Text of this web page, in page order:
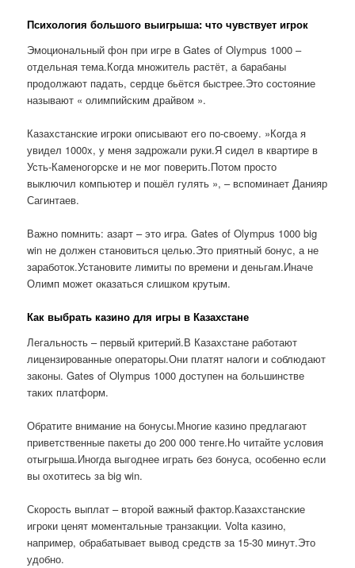
Психология большого выигрыша: что чувствует игрок
Эмоциональный фон при игре в Gates of Olympus 1000 –
отдельная тема.Когда множитель растёт, а барабаны
продолжают падать, сердце бьётся быстрее.Это состояние
называют « олимпийским драйвом ».
Казахстанские игроки описывают его по-своему. »Когда я
увидел 1000x, у меня задрожали руки.Я сидел в квартире в
Усть-Каменогорске и не мог поверить.Потом просто
выключил компьютер и пошёл гулять », – вспоминает Данияр
Сагинтаев.
Важно помнить: азарт – это игра. Gates of Olympus 1000 big
win не должен становиться целью.Это приятный бонус, а не
заработок.Установите лимиты по времени и деньгам.Иначе
Олимп может оказаться слишком крутым.
Как выбрать казино для игры в Казахстане
Легальность – первый критерий.В Казахстане работают
лицензированные операторы.Они платят налоги и соблюдают
законы. Gates of Olympus 1000 доступен на большинстве
таких платформ.
Обратите внимание на бонусы.Многие казино предлагают
приветственные пакеты до 200 000 тенге.Но читайте условия
отыгрыша.Иногда выгоднее играть без бонуса, особенно если
вы охотитесь за big win.
Скорость выплат – второй важный фактор.Казахстанские
игроки ценят моментальные транзакции. Volta казино,
например, обрабатывает вывод средств за 15-30 минут.Это
удобно.